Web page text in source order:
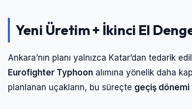
Yeni Üretim + İkinci El
Ankara’nın planı yalnızca Katar’dan tedarik
Eurofighter Typhoon alımına yönelik daha
planlanan uçakların, bu süreçte geçiş dönemi